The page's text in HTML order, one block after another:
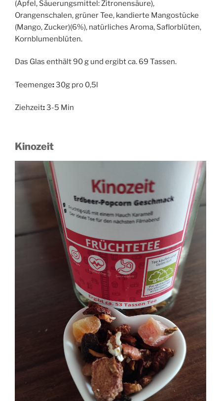
(Apfel, Säuerungsmittel: Zitronensäure),
Orangenschalen, grüner Tee, kandierte Mangostücke
(Mango, Zucker)(6%), natürliches Aroma, Saflorblüten,
Kornblumenblüten.
Das Glas enthält 90 g und ergibt ca. 69 Tassen.
Teemenge:30g pro 0,5l
Ziehzeit:3-5 Min
Kinozeit